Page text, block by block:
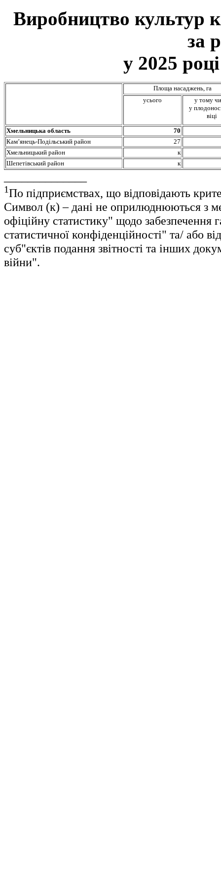
Виробництво культур
за
у 2025
Площа насаджень, га
усього
у тому
у
віці
Хмельницька область
70
Кам’янець-Подільський район
27
Хмельницький район
к
Шепетівський район
к
1По підприємствах, що відповідають
Символ (к) – дані не оприлюднюються з
офіційну статистику" щодо забезпечення
статистичної конфіденційності" та/ або
суб"єктів подання звітності та інших
війни".